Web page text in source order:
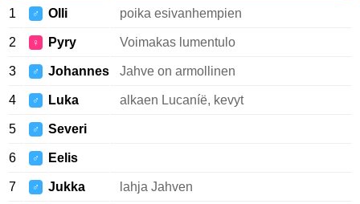
1 ♂ Olli poika esivanhempien
2 ♀ Pyry Voimakas lumentulo
3 ♂ Johannes Jahve on armollinen
4 ♂ Luka alkaen Lucaníë, kevyt
5 ♂ Severi
6 ♂ Eelis
7 ♂ Jukka lahja Jahven